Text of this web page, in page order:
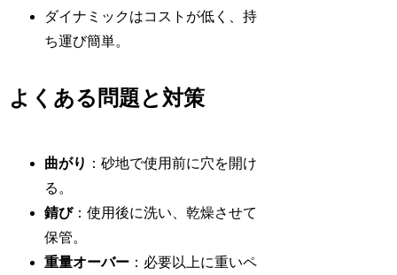
ダイナミックはコストが低く、持
ち運び簡単。
よくある問題と対策
曲がり ：砂地で使用前に穴を開け
る。
錆び：使用後に洗い、乾燥させて
保管。
重量オーバー ：必要以上に重いペ